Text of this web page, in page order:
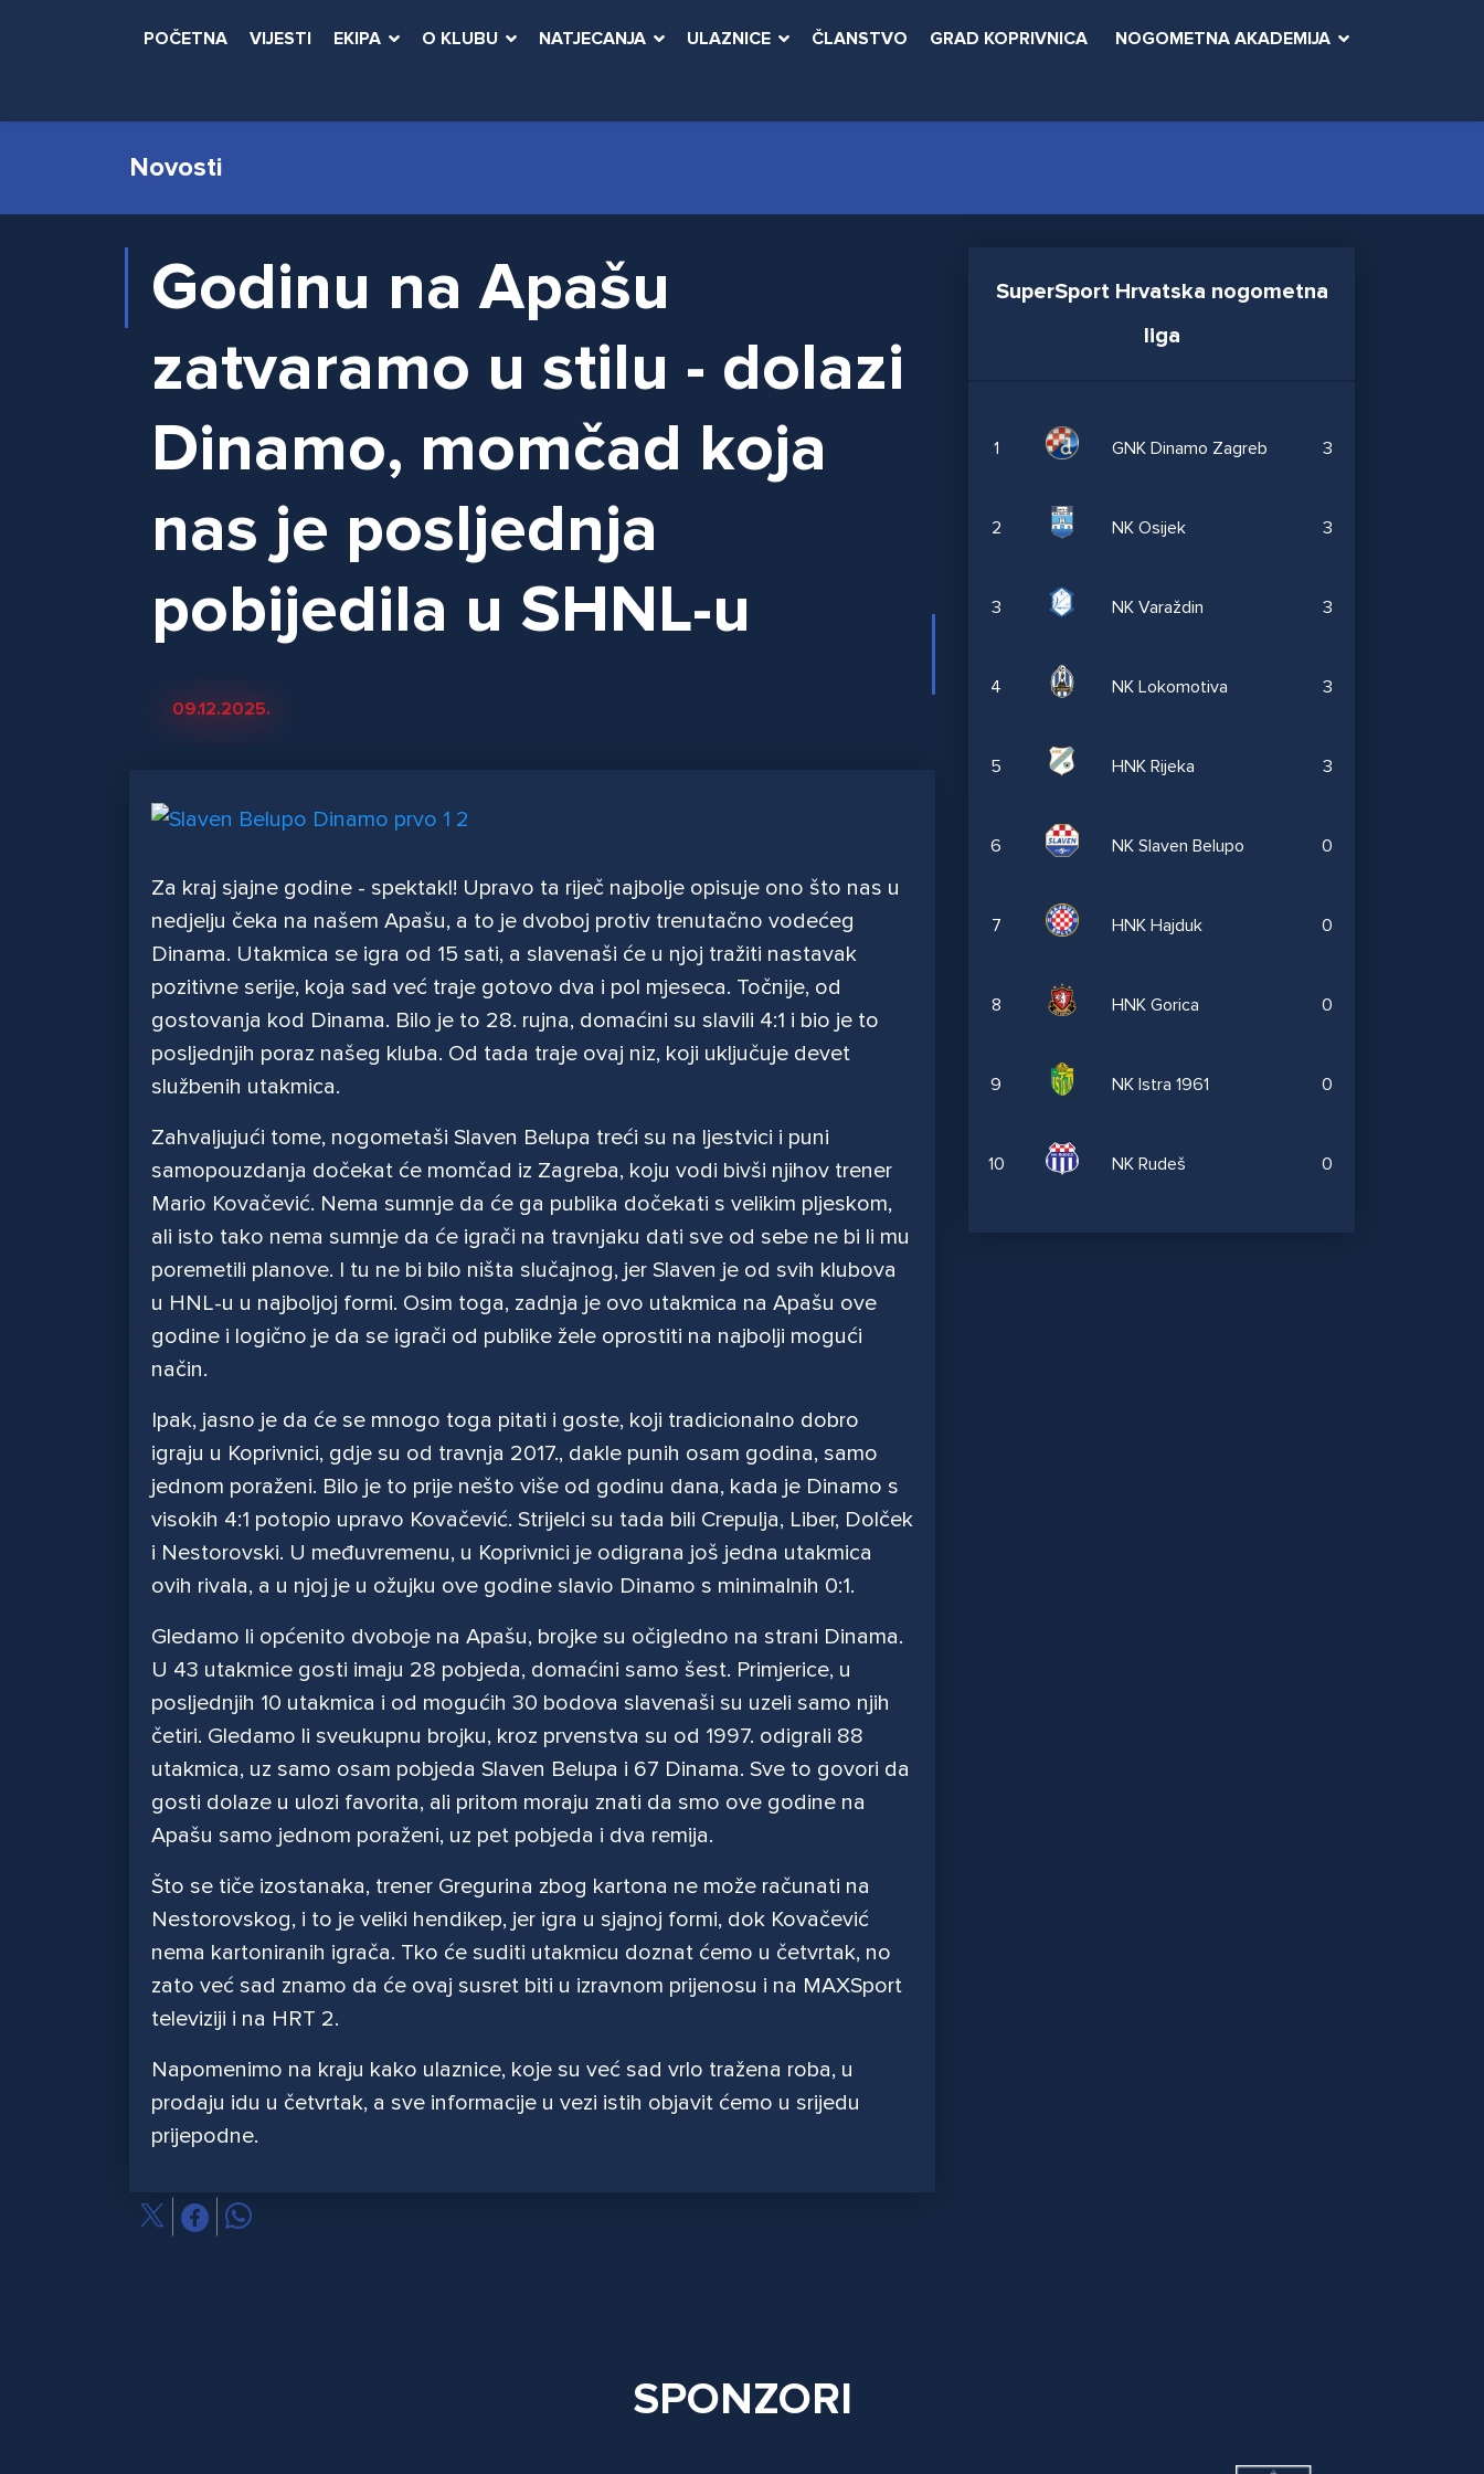
POČETNA VIJESTI EKIPA O KLUBU NATJECANJA ULAZNICE ČLANSTVO GRAD KOPRIVNICA NOGOMETNA AKADEMIJA
Novosti
Godinu na Apašu
zatvaramo u stilu - dolazi
Dinamo, momčad koja
nas je posljednja
pobijedila u SHNL-u
09.12.2025.
Za kraj sjajne godine - spektakl! Upravo ta riječ najbolje opisuje ono što nas u
nedjelju čeka na našem Apašu, a to je dvoboj protiv trenutačno vodećeg
Dinama. Utakmica se igra od 15 sati, a slavenaši će u njoj tražiti nastavak
pozitivne serije, koja sad već traje gotovo dva i pol mjeseca. Točnije, od
gostovanja kod Dinama. Bilo je to 28. rujna, domaćini su slavili 4:1 i bio je to
posljednjih poraz našeg kluba. Od tada traje ovaj niz, koji uključuje devet
službenih utakmica.
Zahvaljujući tome, nogometaši Slaven Belupa treći su na ljestvici i puni
samopouzdanja dočekat će momčad iz Zagreba, koju vodi bivši njihov trener
Mario Kovačević. Nema sumnje da će ga publika dočekati s velikim pljeskom,
ali isto tako nema sumnje da će igrači na travnjaku dati sve od sebe ne bi li mu
poremetili planove. I tu ne bi bilo ništa slučajnog, jer Slaven je od svih klubova
u HNL-u u najboljoj formi. Osim toga, zadnja je ovo utakmica na Apašu ove
godine i logično je da se igrači od publike žele oprostiti na najbolji mogući
način.
Ipak, jasno je da će se mnogo toga pitati i goste, koji tradicionalno dobro
igraju u Koprivnici, gdje su od travnja 2017., dakle punih osam godina, samo
jednom poraženi. Bilo je to prije nešto više od godinu dana, kada je Dinamo s
visokih 4:1 potopio upravo Kovačević. Strijelci su tada bili Crepulja, Liber, Dolček
i Nestorovski. U međuvremenu, u Koprivnici je odigrana još jedna utakmica
ovih rivala, a u njoj je u ožujku ove godine slavio Dinamo s minimalnih 0:1.
Gledamo li općenito dvoboje na Apašu, brojke su očigledno na strani Dinama.
U 43 utakmice gosti imaju 28 pobjeda, domaćini samo šest. Primjerice, u
posljednjih 10 utakmica i od mogućih 30 bodova slavenaši su uzeli samo njih
četiri. Gledamo li sveukupnu brojku, kroz prvenstva su od 1997. odigrali 88
utakmica, uz samo osam pobjeda Slaven Belupa i 67 Dinama. Sve to govori da
gosti dolaze u ulozi favorita, ali pritom moraju znati da smo ove godine na
Apašu samo jednom poraženi, uz pet pobjeda i dva remija.
Što se tiče izostanaka, trener Gregurina zbog kartona ne može računati na
Nestorovskog, i to je veliki hendikep, jer igra u sjajnoj formi, dok Kovačević
nema kartoniranih igrača. Tko će suditi utakmicu doznat ćemo u četvrtak, no
zato već sad znamo da će ovaj susret biti u izravnom prijenosu i na MAXSport
televiziji i na HRT 2.
Napomenimo na kraju kako ulaznice, koje su već sad vrlo tražena roba, u
prodaju idu u četvrtak, a sve informacije u vezi istih objavit ćemo u srijedu
prijepodne.
SuperSport Hrvatska nogometna
liga
1 GNK Dinamo Zagreb 3
2 NK Osijek 3
3 NK Varaždin 3
4 NK Lokomotiva 3
5 HNK Rijeka 3
6 NK Slaven Belupo 0
7 HNK Hajduk 0
8 HNK Gorica 0
9 NK Istra 1961 0
10 NK Rudeš 0
SPONZORI